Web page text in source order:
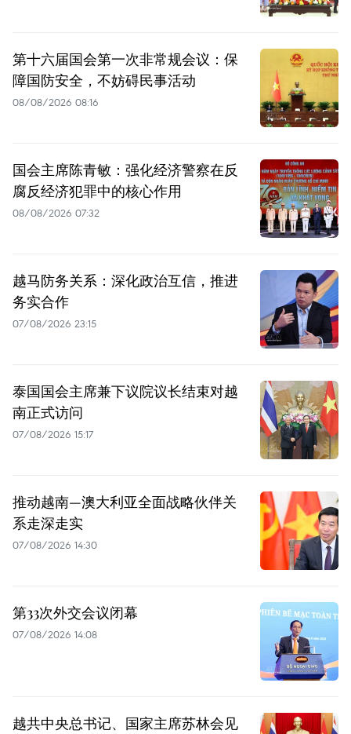
第十六届国会第一次非常规会议：保
障国防安全，不妨碍民事活动
08/08/2026 08:16
国会主席陈青敏：强化经济警察在反
腐反经济犯罪中的核心作用
08/08/2026 07:32
越马防务关系：深化政治互信，推进
务实合作
07/08/2026 23:15
泰国国会主席兼下议院议长结束对越
南正式访问
07/08/2026 15:17
推动越南—澳大利亚全面战略伙伴关
系走深走实
07/08/2026 14:30
第33次外交会议闭幕
07/08/2026 14:08
越共中央总书记、国家主席苏林会见